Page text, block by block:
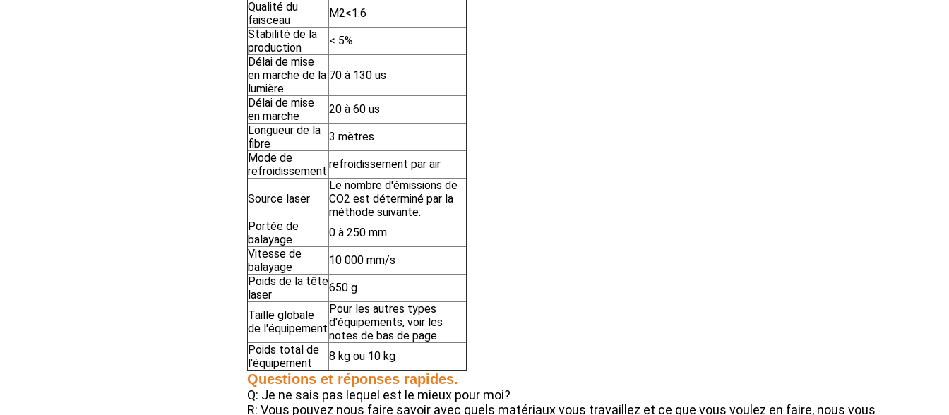
Qualité du
faisceau
M2<1.6
Stabilité de la
production
< 5%
Délai de mise
en marche de la
lumière
70 à 130 us
Délai de mise
en marche
20 à 60 us
Longueur de la
fibre
3 mètres
Mode de
refroidissement
refroidissement par air
Source laser
Le nombre d'émissions de
CO2 est déterminé par la
méthode suivante:
Portée de
balayage
0 à 250 mm
Vitesse de
balayage
10 000 mm/s
Poids de la tête
laser
650 g
Taille globale
de l'équipement
Pour les autres types
d'équipements, voir les
notes de bas de page.
Poids total de
l'équipement
8 kg ou 10 kg
Questions et réponses rapides.
Q: Je ne sais pas lequel est le mieux pour moi?
R: Vous pouvez nous faire savoir avec quels matériaux vous travaillez et ce que vous voulez en faire, nous vous